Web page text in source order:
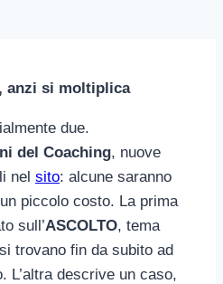
anzi si moltiplica
due.
del Coaching, nuove
nel sito: alcune saranno
piccolo costo. La prima
sull’ASCOLTO, tema
trovano fin da subito ad
L’altra descrive un caso,